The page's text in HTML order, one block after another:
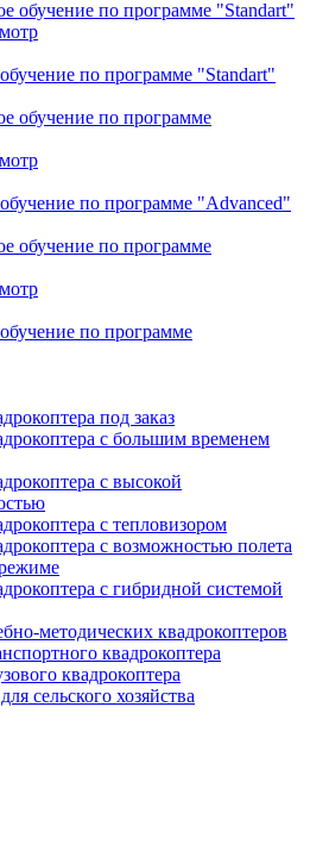
по программе "Standart"
по программе "Advanced"
по программе
под заказ
с большим временем
с высокой
с тепловизором
с возможностью полета
с гибридной системой
методических квадрокоптеров
квадрокоптера
квадрокоптера
сельского хозяйства